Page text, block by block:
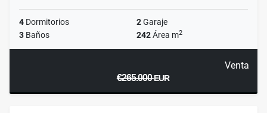
4 Dormitorios 2Garaje
3 Baños 242Área m2
Venta
€265.000EUR